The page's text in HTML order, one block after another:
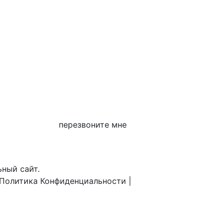
перезвоните мне
сайт.
Политика Конфиденциальности